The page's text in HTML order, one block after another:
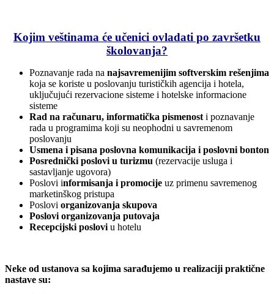
Kojim veštinama će učenici ovladati po završetku
školovanja?
Poznavanje rada na najsavremenijim softverskim rešenjima
koja se koriste u poslovanju turističkih agencija i hotela,
uključujući rezervacione sisteme i hotelske informacione
sisteme
Rad na računaru, informatička pismenost i poznavanje
rada u programima koji su neophodni u savremenom
poslovanju
Usmena i pisana poslovna komunikacija i poslovni bonton
Posrednički poslovi u turizmu (rezervacije usluga i
sastavljanje ugovora)
Poslovi informisanja i promocije uz primenu savremenog
marketinškog pristupa
Poslovi organizovanja skupova
Poslovi organizovanja putovaja
Recepcijski poslovi u hotelu
Neke od ustanova sa kojima sarađujemo u realizaciji praktične
nastave su: